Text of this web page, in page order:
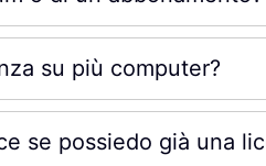
su più computer?
se possiedo già una